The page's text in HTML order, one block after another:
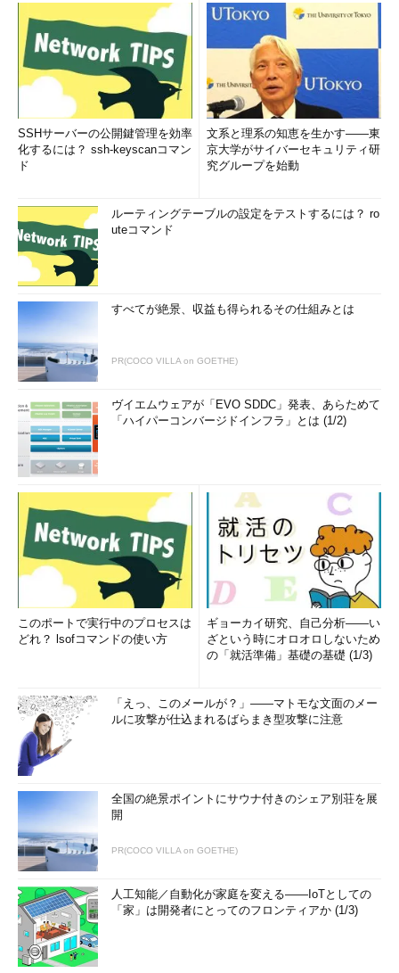
SSHサーバーの公開鍵管理を効率
化するには？ ssh-keyscanコマン
ド
文系と理系の知恵を生かす――東
京大学がサイバーセキュリティ研
究グループを始動
ルーティングテーブルの設定をテストするには？ ro
uteコマンド
すべてが絶景、収益も得られるその仕組みとは
PR(COCO VILLA on GOETHE)
ヴイエムウェアが「EVO SDDC」発表、あらためて
「ハイパーコンバージドインフラ」とは (1/2)
このポートで実行中のプロセスは
どれ？ lsofコマンドの使い方
ギョーカイ研究、自己分析――い
ざという時にオロオロしないため
の「就活準備」基礎の基礎 (1/3)
「えっ、このメールが？」――マトモな文面のメー
ルに攻撃が仕込まれるばらまき型攻撃に注意
全国の絶景ポイントにサウナ付きのシェア別荘を展
開
PR(COCO VILLA on GOETHE)
人工知能／自動化が家庭を変える――IoTとしての
「家」は開発者にとってのフロンティアか (1/3)